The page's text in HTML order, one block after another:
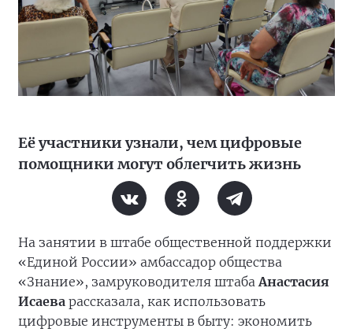
Её участники узнали, чем цифровые
помощники могут облегчить жизнь
На занятии в штабе общественной поддержки
«Единой России» амбассадор общества
«Знание», замруководителя штабаАнастасия
Исаева рассказала, как использовать
цифровые инструменты в быту: экономить